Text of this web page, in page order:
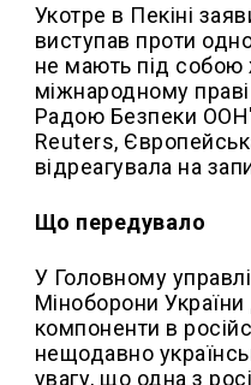
Укотре в Пекіні
виступав проти
не мають під собою
міжнародному праві
Радою Безпеки
Reuters,
відреагувала на
Що передувало
У Головному
Міноборони
компоненти в
нещодавно
увагу, що одна з